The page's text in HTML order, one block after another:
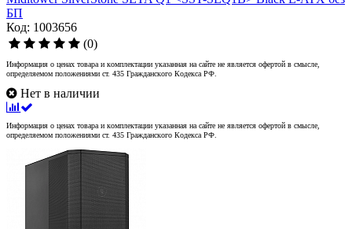
БП
Код: 1003656
(0)
Информация о ценах товара и комплектации указанная на сайте не является офертой в смысле,
определяемом положениями ст. 435 Гражданского Кодекса РФ.
Нет в наличии
Информация о ценах товара и комплектации указанная на сайте не является офертой в смысле,
определяемом положениями ст. 435 Гражданского Кодекса РФ.